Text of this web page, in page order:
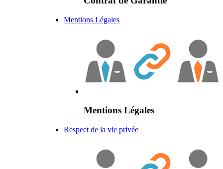
Mentions Légales
Mentions Légales
Respect de la vie privée